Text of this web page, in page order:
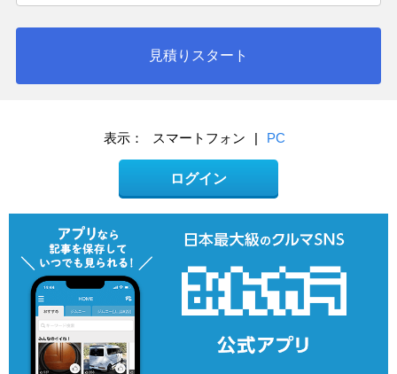
見積りスタート
表示： スマートフォン | PC
ログイン